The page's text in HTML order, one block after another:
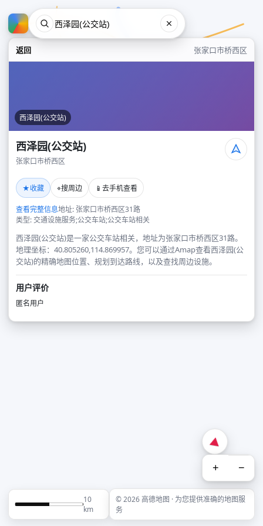
返回 张家口市桥西区
西泽园(公交站)
西泽园(公交站)
张家口市桥西区
★收藏 ⌖搜周边 📱 去手机查看
查看完整信息地址: 张家口市桥西区31路
类型: 交通设施服务;公交车站;公交车站相关
西泽园(公交站)是一家公交车站相关，地址为张家口市桥西区31路。
地理坐标：40.805260,114.869957。您可以通过Amap查看西泽园(公
交站)的精确地图位置、规划到达路线，以及查找周边设施。
用户评价
匿名用户
+ −
10
km
© 2026 高德地图 · 为您提供准确的地图服
务